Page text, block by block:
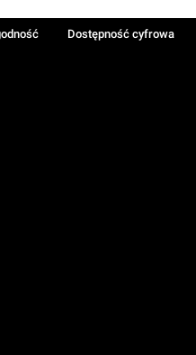
Dostępność cyfrowa